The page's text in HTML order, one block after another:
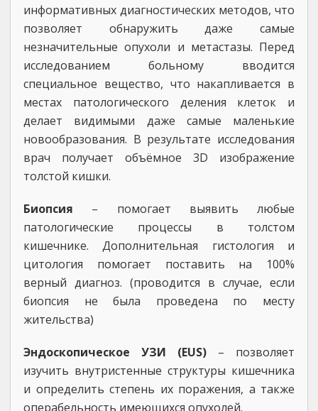
информативных диагностических методов, что
позволяет обнаружить даже самые
незначительные опухоли и метастазы. Перед
исследованием больному вводится
специальное вещество, что накапливается в
местах патологического деления клеток и
делает видимыми даже самые маленькие
новообразования. В результате исследования
врач получает объёмное 3D изображение
толстой кишки.
Биопсия – помогает выявить любые
патологические процессы в толстом
кишечнике. Дополнительная гистология и
цитология помогает поставить на 100%
верный диагноз. (проводится в случае, если
биопсия не была проведена по месту
жительства)
Эндоскопическое УЗИ (EUS) – позволяет
изучить внутристенные структуры кишечника
и определить степень их поражения, а также
операбельность имеющихся опухолей.